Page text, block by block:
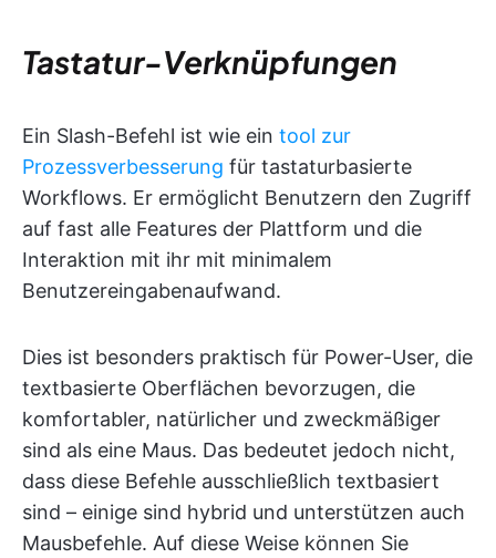
Tastatur-Verknüpfungen
Ein Slash-Befehl ist wie ein tool zur
Prozessverbesserung für tastaturbasierte
Workflows. Er ermöglicht Benutzern den Zugriff
auf fast alle Features der Plattform und die
Interaktion mit ihr mit minimalem
Benutzereingabenaufwand.
Dies ist besonders praktisch für Power-User, die
textbasierte Oberflächen bevorzugen, die
komfortabler, natürlicher und zweckmäßiger
sind als eine Maus. Das bedeutet jedoch nicht,
dass diese Befehle ausschließlich textbasiert
sind – einige sind hybrid und unterstützen auch
Mausbefehle. Auf diese Weise können Sie